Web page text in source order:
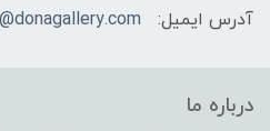
آدرس ایمیل:
درباره ما